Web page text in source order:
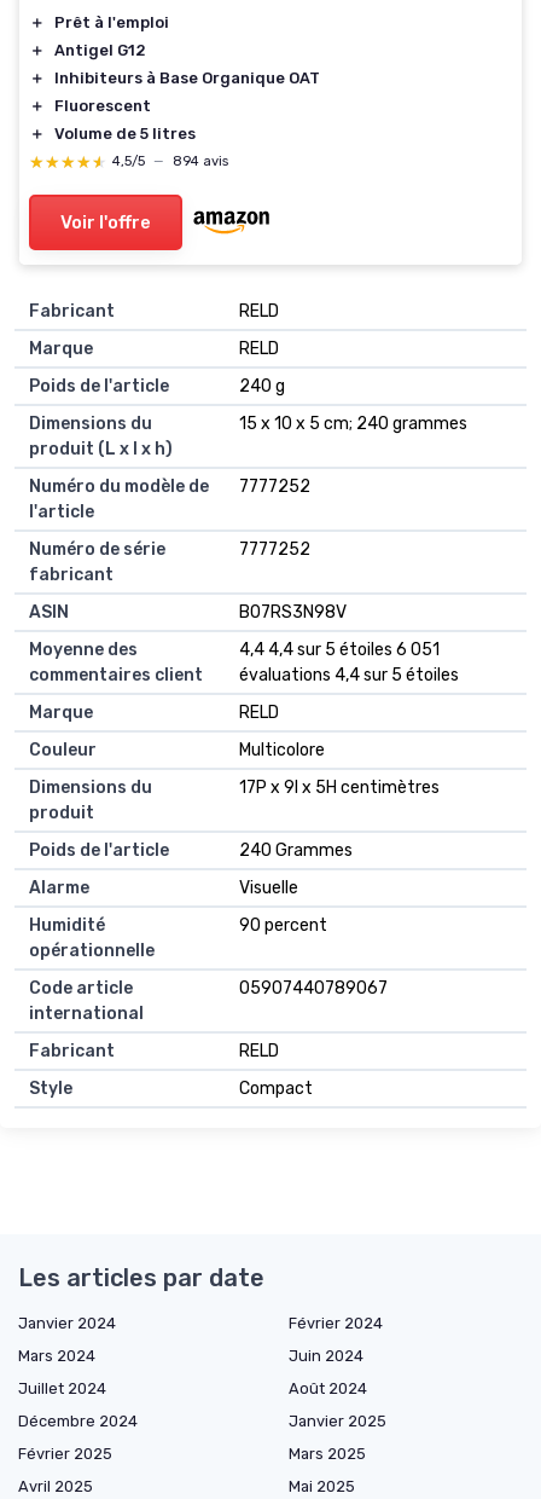
＋
Prêt à l'emploi
＋
Antigel G12
＋
Inhibiteurs à Base Organique OAT
＋
Fluorescent
＋
Volume de 5 litres
★★★★★
★★★★★ 4,5/5 — 894 avis
Voir l'offre
Fabricant
‎RELD
Marque
‎RELD
Poids de l'article
‎240 g
Dimensions du
produit (L x l x h)
‎15 x 10 x 5 cm; 240 grammes
Numéro du modèle de
l'article
‎7777252
Numéro de série
fabricant
‎7777252
ASIN
B07RS3N98V
Moyenne des
commentaires client
4,4 4,4 sur 5 étoiles 6 051
évaluations 4,4 sur 5 étoiles
Marque
RELD
Couleur
Multicolore
Dimensions du
produit
17P x 9l x 5H centimètres
Poids de l'article
240 Grammes
Alarme
Visuelle
Humidité
opérationnelle
90 percent
Code article
international
05907440789067
Fabricant
RELD
Style
Compact
Les articles par date
Janvier 2024
Février 2024
Mars 2024
Juin 2024
Juillet 2024
Août 2024
Décembre 2024
Janvier 2025
Février 2025
Mars 2025
Avril 2025
Mai 2025